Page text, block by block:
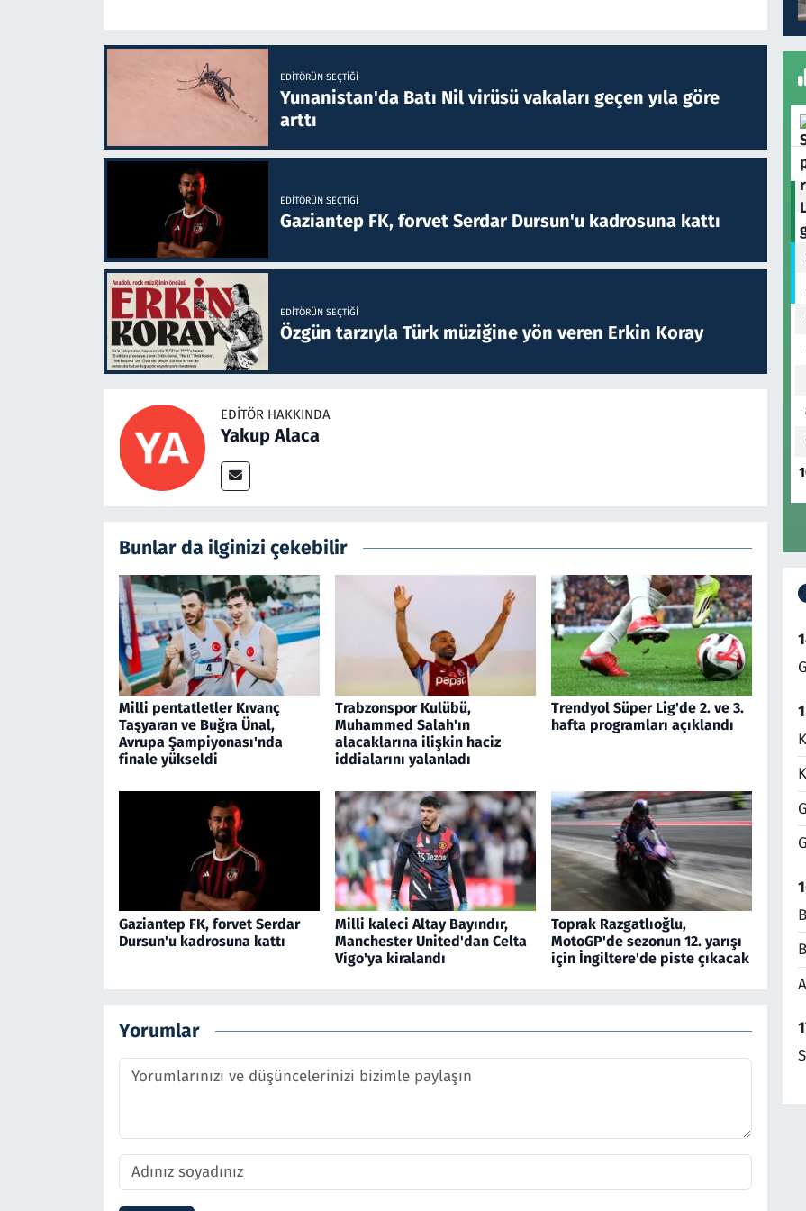
EDITÖRÜN SEÇTIĞI
Yunanistan'da Batı Nil virüsü vakaları geçen yıla göre
arttı
EDITÖRÜN SEÇTIĞI
Gaziantep FK, forvet Serdar Dursun'u kadrosuna kattı
EDITÖRÜN SEÇTIĞI
Özgün tarzıyla Türk müziğine yön veren Erkin Koray
EDITÖR HAKKINDA
Yakup Alaca
Bunlar da ilginizi çekebilir
Milli pentatletler Kıvanç
Taşyaran ve Buğra Ünal,
Avrupa Şampiyonası'nda
finale yükseldi
Trabzonspor Kulübü,
Muhammed Salah'ın
alacaklarına ilişkin haciz
iddialarını yalanladı
Trendyol Süper Lig'de 2. ve 3.
hafta programları açıklandı
Gaziantep FK, forvet Serdar
Dursun'u kadrosuna kattı
Milli kaleci Altay Bayındır,
Manchester United'dan Celta
Vigo'ya kiralandı
Toprak Razgatlıoğlu,
MotoGP'de sezonun 12. yarışı
için İngiltere'de piste çıkacak
Yorumlar